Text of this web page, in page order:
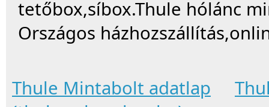
tetőbox,síbox.Thule hólánc
Országos
Thule Mintabolt adatlap